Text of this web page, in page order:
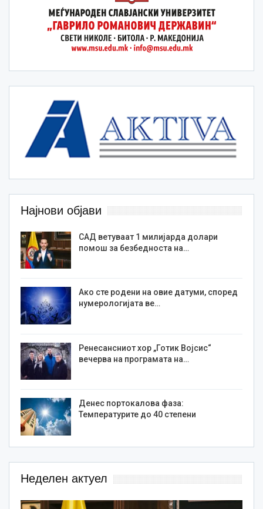
Најнови објави
САД ветуваат 1 милијарда долари
помош за безбедноста на…
Ако сте родени на овие датуми, според
нумерологијата ве…
Ренесансниот хор „Готик Војсис“
вечерва на програмата на…
Денес портокалова фаза:
Температурите до 40 степени
Неделен актуел